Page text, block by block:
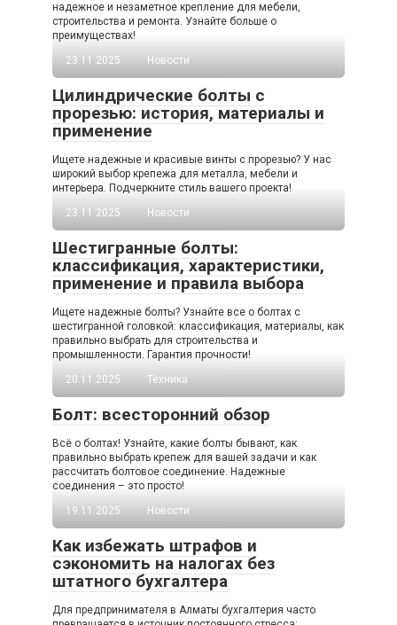
надежное и незаметное крепление для мебели,
строительства и ремонта. Узнайте больше о
преимуществах!
23.11.2025
Новости
Цилиндрические болты с
прорезью: история, материалы и
применение
Ищете надежные и красивые винты с прорезью? У нас
широкий выбор крепежа для металла, мебели и
интерьера. Подчеркните стиль вашего проекта!
23.11.2025
Новости
Шестигранные болты:
классификация, характеристики,
применение и правила выбора
Ищете надежные болты? Узнайте все о болтах с
шестигранной головкой: классификация, материалы, как
правильно выбрать для строительства и
промышленности. Гарантия прочности!
20.11.2025
Техника
Болт: всесторонний обзор
Всё о болтах! Узнайте, какие болты бывают, как
правильно выбрать крепеж для вашей задачи и как
рассчитать болтовое соединение. Надежные
соединения – это просто!
19.11.2025
Новости
Как избежать штрафов и
сэкономить на налогах без
штатного бухгалтера
Для предпринимателя в Алматы бухгалтерия часто